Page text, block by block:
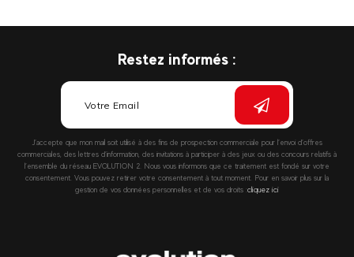
Restez informés :
J’accepte que mon mail soit utilisé à des fins de prospection commerciale pour l’envoi d’offres
commerciales, des lettres d’information, des invitations à participer à des jeux ou des concours relatifs à
l’ensemble du réseau EVOLUTION 2. Nous vous informons que ce traitement est fondé sur votre
consentement. Vous pouvez retirer votre consentement à tout moment. Pour en savoir plus sur la
gestion de vos données personnelles et de vos droits :cliquez ici